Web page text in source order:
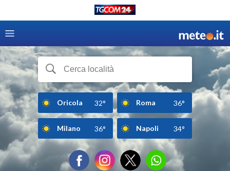
Oricola 32° Roma 36°
Milano 36° Napoli 34°